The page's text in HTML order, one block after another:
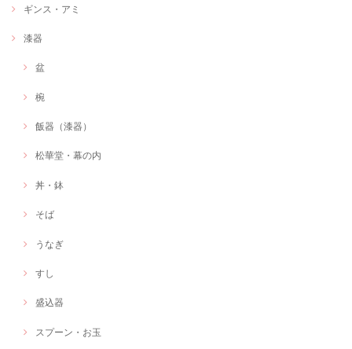
ギンス・アミ
漆器
盆
椀
飯器（漆器）
松華堂・幕の内
丼・鉢
そば
うなぎ
すし
盛込器
スプーン・お玉